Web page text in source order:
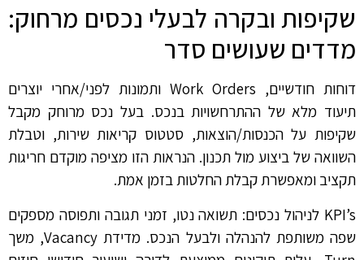
שקיפות ובקרה לבעלי נכסים מרחוק:
מדדים שעושים סדר
דוחות חודשיים, Work Orders ותמונות לפני/אחרי יוצרים
תיעוד מלא של ההתרחשויות בנכס. בעל נכס מרוחק מקבל
שקיפות על הכנסות/הוצאות, סטטוס קריאות שירות, וטבלת
השוואה של ביצוע מול תכנון. הנראות הזו מציפה מוקדם חריגות
תקציב ומאפשרת קבלת החלטות בזמן אמת.
KPI’s לניהול נכסים: תשואה נטו, זמני תגובה ותפוסה מספקים
שפה משותפת להנהלה ולבעל הנכס. מדידת Vacancy, משך